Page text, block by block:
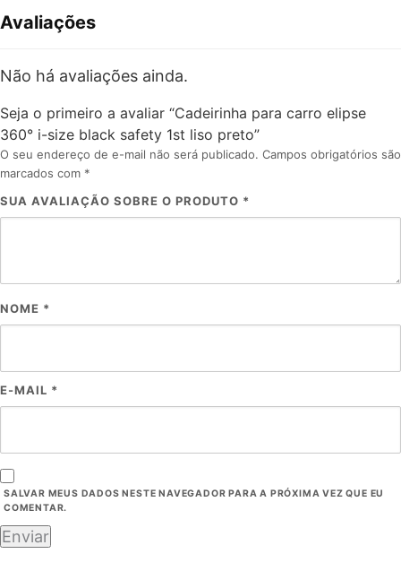
Avaliações
Não há avaliações ainda.
Seja o primeiro a avaliar “Cadeirinha para carro elipse
360° i-size black safety 1st liso preto”
O seu endereço de e-mail não será publicado. Campos obrigatórios são
marcados com *
SUA AVALIAÇÃO SOBRE O PRODUTO *
NOME *
E-MAIL *
SALVAR MEUS DADOS NESTE NAVEGADOR PARA A PRÓXIMA VEZ QUE EU
COMENTAR.